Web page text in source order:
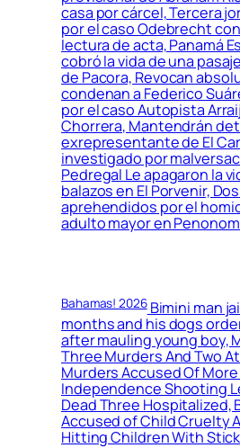
casa por cárcel, Tercera
por el caso Odebrecht
lectura de acta, Panamá
cobró la vida de una
de Pacora, Revocan
condenan a Federico
por el caso Autopista
Chorrera, Mantendrán
exrepresentante de El
investigado por
Pedregal Le apagaron la
balazos en El Porvenir,
aprehendidos por el
adulto mayor en
Bahamas! 2026Bimini man
months and his dogs
after mauling young boy,
Three Murders And Two
Murders Accused Of
Independence Shooting
Dead Three Hospitalized,
Accused of Child Cruelty
Hitting Children With